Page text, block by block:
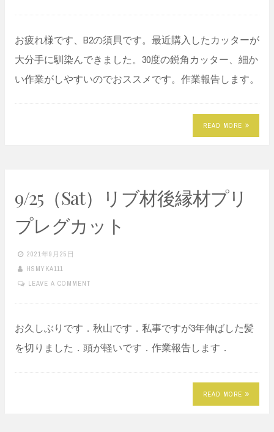
お疲れ様です、B2の須貝です。最近購入したカッターが
大分手に馴染んできました。30度の鋭角カッター、細か
い作業がしやすいのでおススメです。作業報告します。
READ MORE
9/25（Sat）リブ材後縁材プリ
プレグカット
2021年9月25日
HSMYKA111
LEAVE A COMMENT
お久しぶりです．秋山です．私事ですが3年伸ばした髪
を切りました．頭が軽いです．作業報告します．
READ MORE